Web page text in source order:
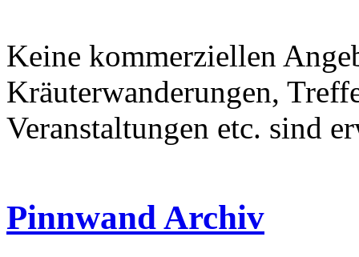
Keine kommerziellen
Kräuterwanderungen,
Veranstaltungen etc. sind
Pinnwand Archiv